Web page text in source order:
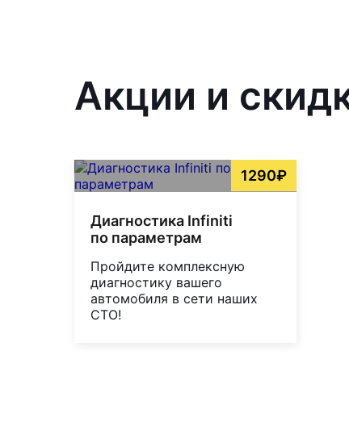
Акции и
1290₽
Диагностика Infiniti
по параметрам
Пройдите комплексную
диагностику вашего
автомобиля в сети наших
СТО!